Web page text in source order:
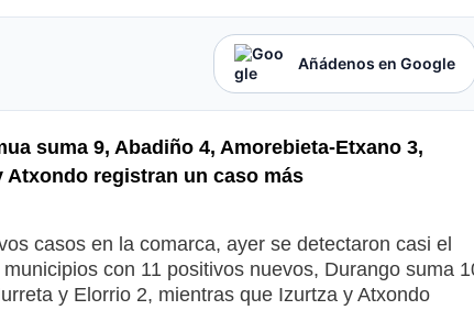
Añádenos en Google
suma 9, Abadiño 4, Amorebieta-Etxano 3,
Atxondo registran un caso más
casos en la comarca, ayer se detectaron casi el
con 11 positivos nuevos, Durango suma
y Elorrio 2, mientras que Izurtza y Atxondo